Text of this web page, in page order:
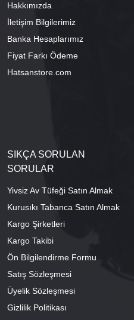
Hakkımızda
İletişim Bilgilerimiz
Banka Hesaplarımız
Fiyat Farkı Ödeme
Hatsanstore.com
SIKÇA SORULAN
SORULAR
Yivsiz Av Tüfeği Satın Almak
Kurusıkı Tabanca Satın Almak
Kargo Şirketleri
Kargo Takibi
Ön Bilgilendirme Formu
Satış Sözleşmesi
Üyelik Sözleşmesi
Gizlilik Politikası